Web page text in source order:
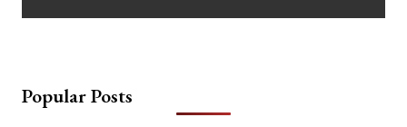
Popular Posts